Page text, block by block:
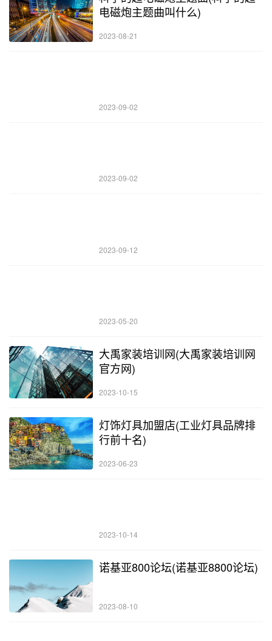
电磁炮主题曲叫什么)
2023-08-21
2023-09-02
2023-09-02
2023-09-12
2023-05-20
大禹家装培训网(大禹家装培训网
官方网)
2023-10-15
灯饰灯具加盟店(工业灯具品牌排
行前十名)
2023-06-23
2023-10-14
诺基亚800论坛(诺基亚8800论坛)
2023-08-10